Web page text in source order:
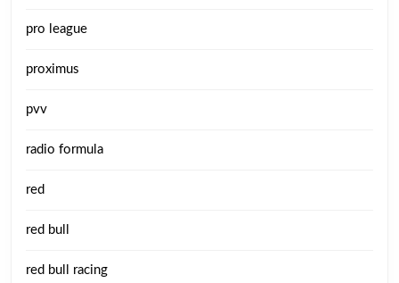
pro league
proximus
pvv
radio formula
red
red bull
red bull racing